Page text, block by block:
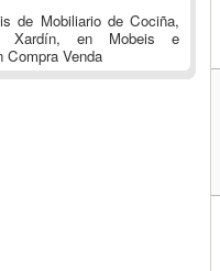
de Mobiliario de Cociña,
en Mobeis e
Compra Venda